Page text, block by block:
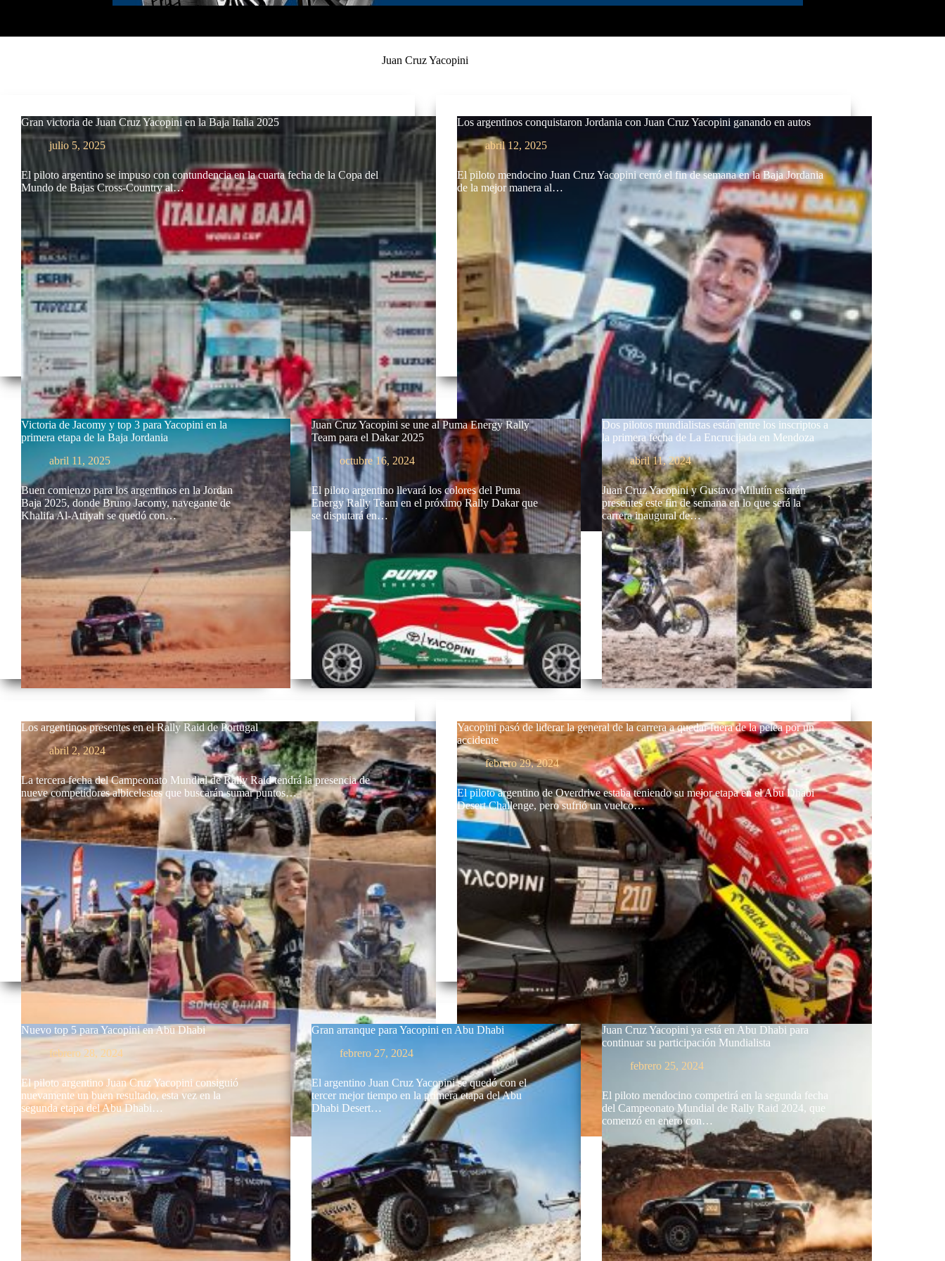
Juan Cruz Yacopini
Gran victoria de Juan Cruz Yacopini en la Baja Italia 2025
julio 5, 2025
El piloto argentino se impuso con contundencia en la cuarta fecha de la Copa del
Mundo de Bajas Cross-Country al…
Los argentinos conquistaron Jordania con Juan Cruz Yacopini ganando en autos
abril 12, 2025
El piloto mendocino Juan Cruz Yacopini cerró el fin de semana en la Baja Jordania
de la mejor manera al…
Victoria de Jacomy y top 3 para Yacopini en la
primera etapa de la Baja Jordania
abril 11, 2025
Buen comienzo para los argentinos en la Jordan
Baja 2025, donde Bruno Jacomy, navegante de
Khalifa Al-Attiyah se quedó con…
Juan Cruz Yacopini se une al Puma Energy Rally
Team para el Dakar 2025
octubre 16, 2024
El piloto argentino llevará los colores del Puma
Energy Rally Team en el próximo Rally Dakar que
se disputará en…
Dos pilotos mundialistas están entre los inscriptos a
la primera fecha de La Encrucijada en Mendoza
abril 11, 2024
Juan Cruz Yacopini y Gustavo Milutín estarán
presentes este fin de semana en lo que será la
carrera inaugural de…
Los argentinos presentes en el Rally Raid de Portugal
abril 2, 2024
La tercera fecha del Campeonato Mundial de Rally Raid tendrá la presencia de
nueve competidores albicelestes que buscarán sumar puntos…
Yacopini pasó de liderar la general de la carrera a quedar fuera de la pelea por un
accidente
febrero 29, 2024
El piloto argentino de Overdrive estaba teniendo su mejor etapa en el Abu Dhabi
Desert Challenge, pero sufrió un vuelco…
Nuevo top 5 para Yacopini en Abu Dhabi
febrero 28, 2024
El piloto argentino Juan Cruz Yacopini consiguió
nuevamente un buen resultado, esta vez en la
segunda etapa del Abu Dhabi…
Gran arranque para Yacopini en Abu Dhabi
febrero 27, 2024
El argentino Juan Cruz Yacopini se quedó con el
tercer mejor tiempo en la primera etapa del Abu
Dhabi Desert…
Juan Cruz Yacopini ya está en Abu Dhabi para
continuar su participación Mundialista
febrero 25, 2024
El piloto mendocino competirá en la segunda fecha
del Campeonato Mundial de Rally Raid 2024, que
comenzó en enero con…